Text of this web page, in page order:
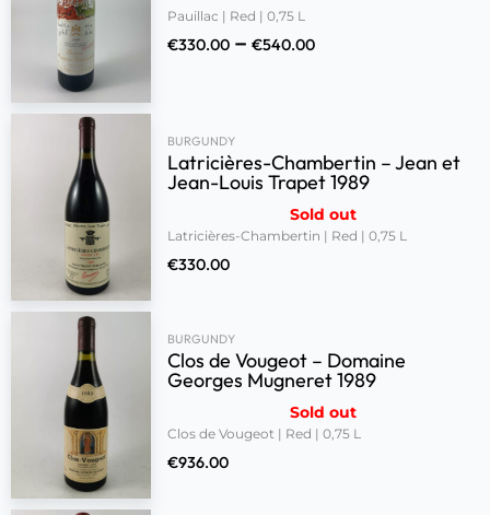
Pauillac | Red | 0,75 L
€330.00 – €540.00
BURGUNDY
Latricières-Chambertin – Jean et
Jean-Louis Trapet 1989
Sold out
Latricières-Chambertin | Red | 0,75 L
€330.00
BURGUNDY
Clos de Vougeot – Domaine
Georges Mugneret 1989
Sold out
Clos de Vougeot | Red | 0,75 L
€936.00